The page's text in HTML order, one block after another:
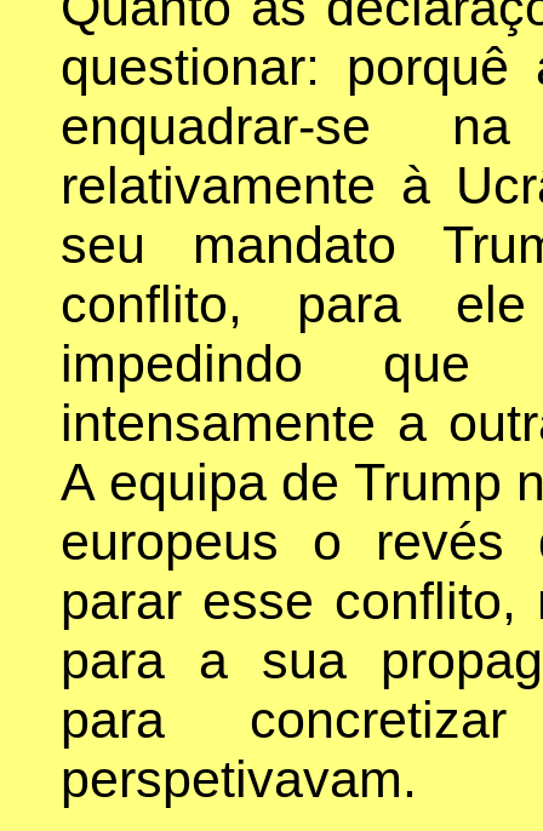
questionar:
enquadrar-se
relativamente à
seu mandato
conflito, para
impedindo
intensamente a
A equipa de Trump
europeus o revés
parar esse
para a sua
para
perspetivavam.